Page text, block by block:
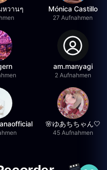
หวานๆ Mónica Castillo
27 Aufnahmen
am.manyagi
2 Aufnahmen
🌸ゆあちちゃん🤍
45 Aufnahmen